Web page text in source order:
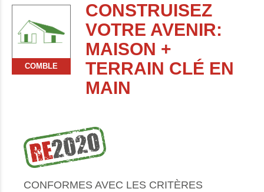
COMBLE
CONSTRUISEZ
VOTRE AVENIR:
MAISON +
TERRAIN CLÉ EN
MAIN
CONFORMES AVEC LES CRITÈRES